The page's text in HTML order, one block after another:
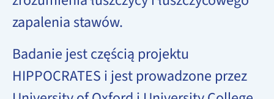
zapalenia stawów.
Badanie jest częścią projektu
HIPPOCRATES i jest prowadzone przez